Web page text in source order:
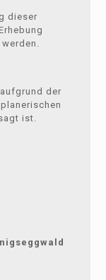
dieser
der
ist.